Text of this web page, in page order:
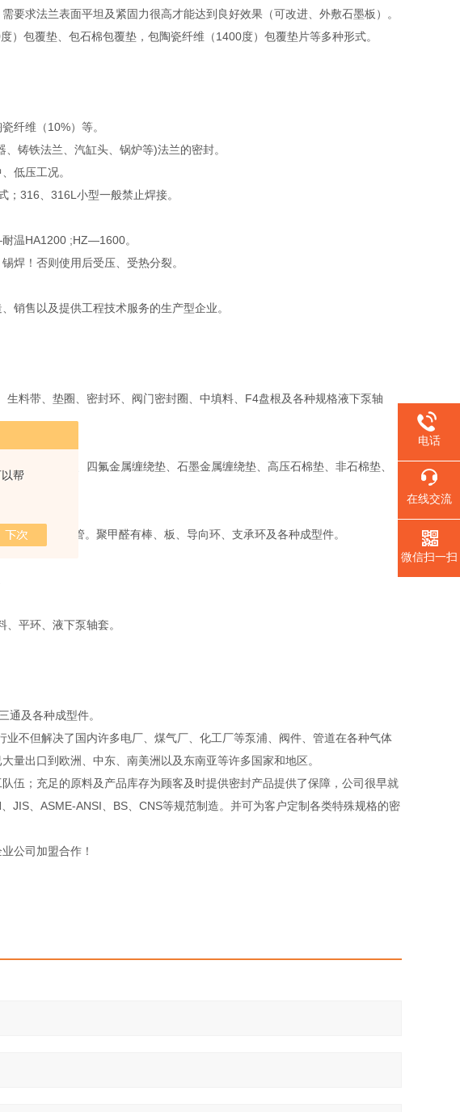
帮
要求法兰表面平坦及紧固力很高才能达到良好效果（可改进、外敷石墨板）。
包覆垫、包石棉包覆垫，包陶瓷纤维（1400度）包覆垫片等多种形式。
纤维（10%）等。
铸铁法兰、汽缸头、锅炉等)法兰的密封。
低压工况。
316、316L小型一般禁止焊接。
温HA1200 ;HZ—1600。
焊！否则使用后受压、受热分裂。
销售以及提供工程技术服务的生产型企业。
料带、垫圈、密封环、阀门密封圈、中填料、F4盘根及各种规格液下泵轴
、内外环）、四氟金属缠绕垫、石墨金属缠绕垫、高压石棉垫、非石棉垫、
棒、板、管。聚甲醛有棒、板、导向环、支承环及各种成型件。
平环、液下泵轴套。
及各种成型件。
不但解决了国内许多电厂、煤气厂、化工厂等泵浦、阀件、管道在各种气体
量出口到欧洲、中东、南美洲以及东南亚等许多国家和地区。
；充足的原料及产品库存为顾客及时提供密封产品提供了保障，公司很早就
JIS、ASME-ANSI、BS、CNS等规范制造。并可为客户定制各类特殊规格的密
公司加盟合作！
电话
在线交流
微信扫一扫